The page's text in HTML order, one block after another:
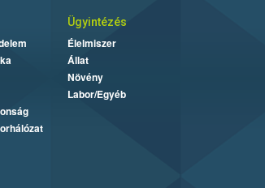
Ügyintézés
Élelmiszer
Állat
Növény
Labor/Egyéb